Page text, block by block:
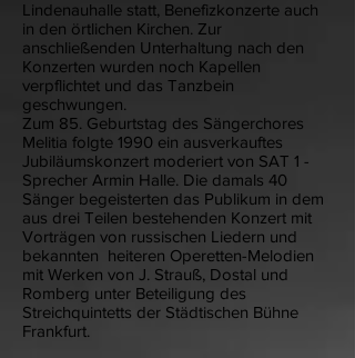
Lindenauhalle statt, Benefizkonzerte auch
in den örtlichen Kirchen. Zur
anschließenden Unterhaltung nach den
Konzerten wurden noch Kapellen
verpflichtet und das Tanzbein
geschwungen.
Zum 85. Geburtstag des Sängerchores
Melitia folgte 1990 ein ausverkauftes
Jubiläumskonzert moderiert von SAT 1 -
Sprecher Armin Halle. Die damals 40
Sänger begeisterten das Publikum in dem
aus drei Teilen bestehenden Konzert mit
Vorträgen von russischen Liedern und
bekannten heiteren Operetten-Melodien
mit Werken von J. Strauß, Dostal und
Romberg unter Beteiligung des
Streichquintetts der Städtischen Bühne
Frankfurt.